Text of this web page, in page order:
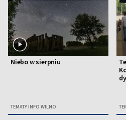
Niebo w sierpniu
TEMATY INFO WILNO